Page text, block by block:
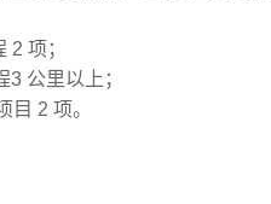
2 项；
3 公里以上；
目 2 项。